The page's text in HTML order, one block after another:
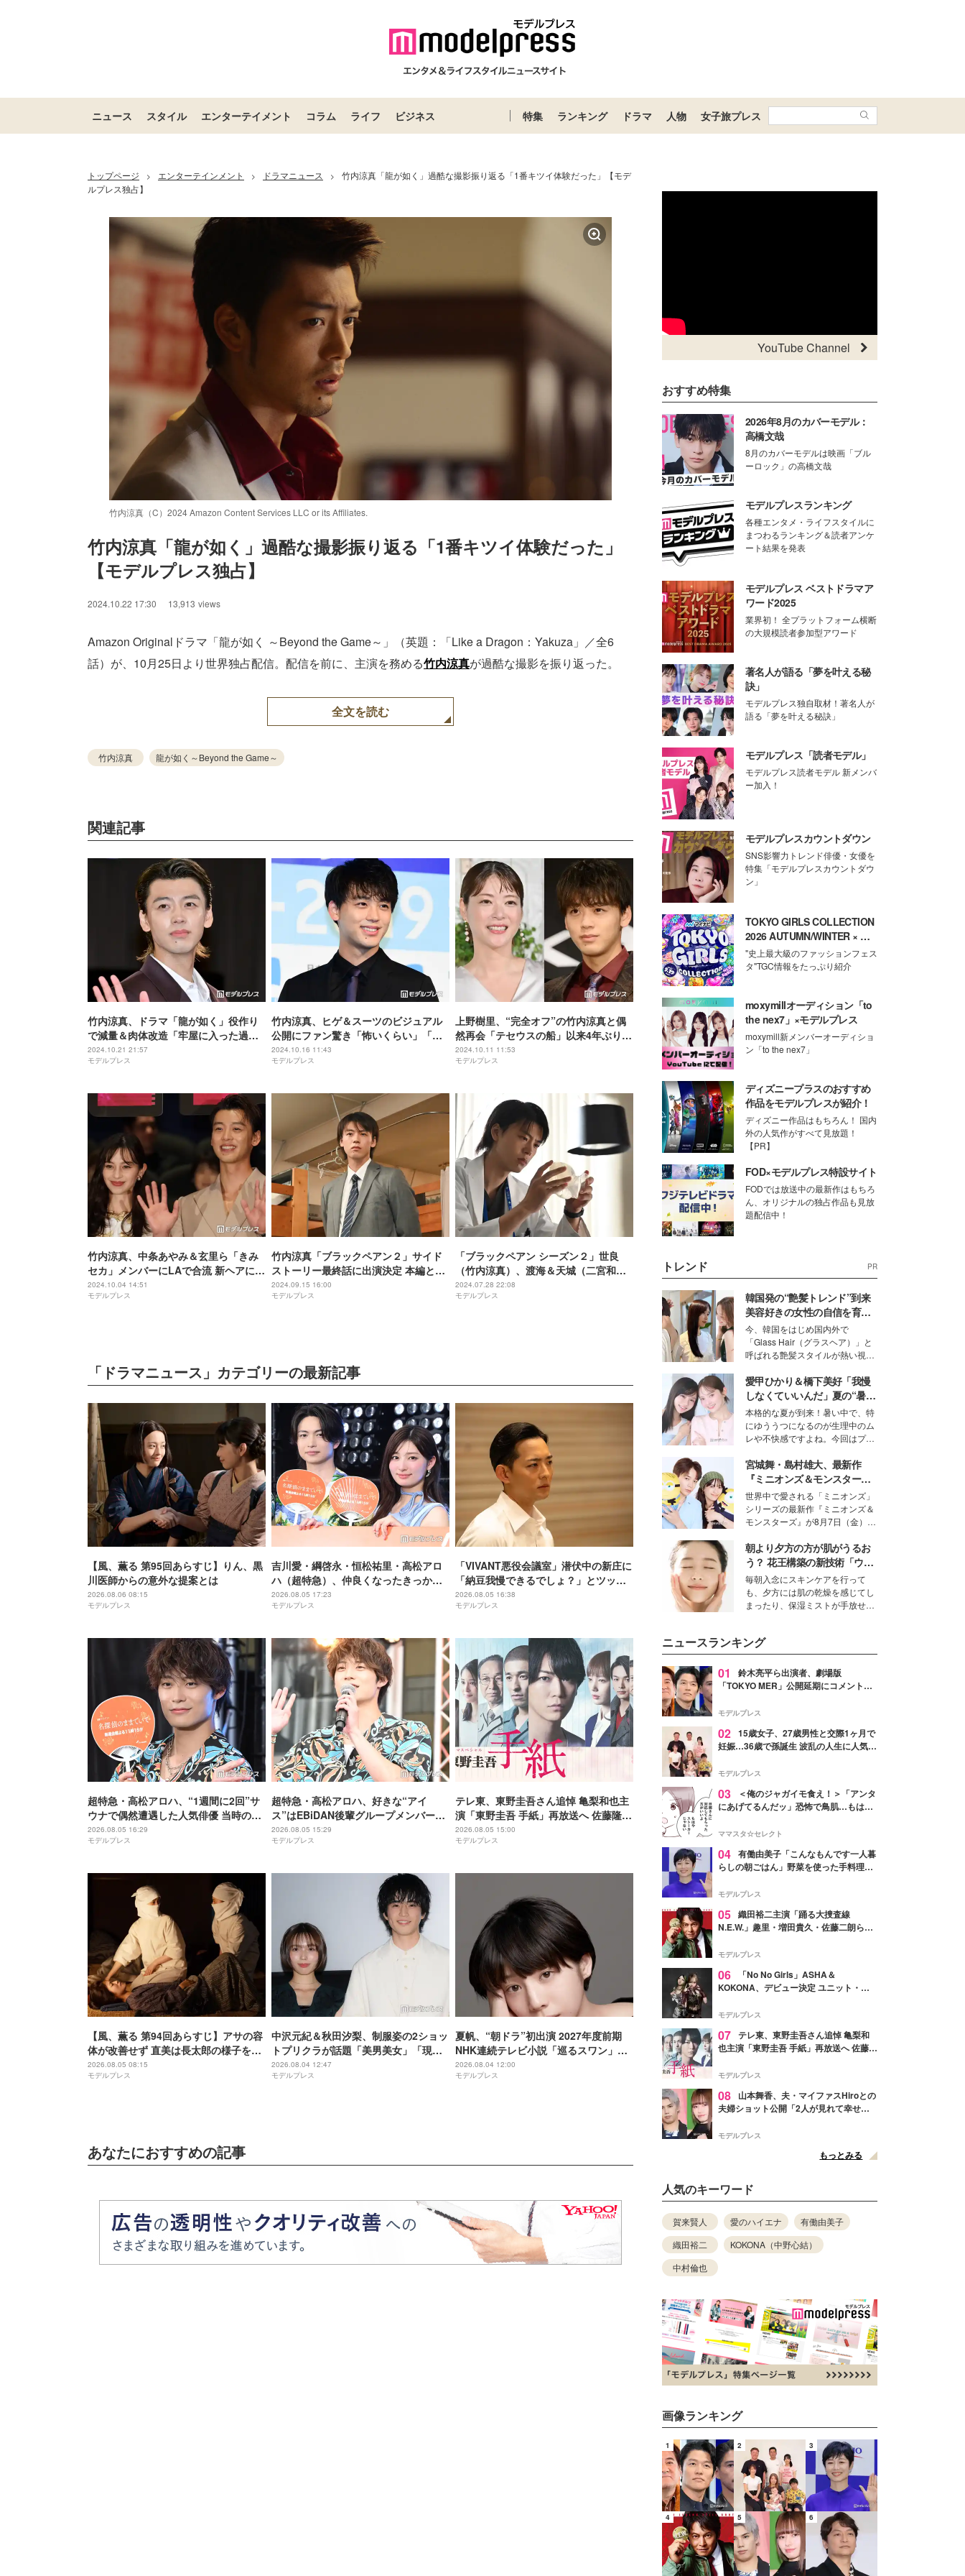
ニュース スタイル エンターテイメント コラム ライフ ビジネス 特集 ランキング ドラマ 人物 女子旅プレス
トップページ > エンターテインメント > ドラマニュース >
竹内涼真「龍が如く」過酷な撮影振り返る「1番キツイ体験だった」【モデ
ルプレス独占】
竹内涼真（C）2024 Amazon Content Services LLC or its Affiliates.
竹内涼真「龍が如く」過酷な撮影振り返る「1番キツイ体験だった」
【モデルプレス独占】
2024.10.22 17:30 13,913 views
Amazon Originalドラマ「龍が如く ～Beyond the Game～」（英題：「Like a Dragon：Yakuza」／全6
話）が、10月25日より世界独占配信。配信を前に、主演を務める竹内涼真が過酷な撮影を振り返った。
全文を読む
竹内涼真 龍が如く～Beyond the Game～
関連記事
竹内涼真、ドラマ「龍が如く」役作り
で減量＆肉体改造「牢屋に入った過酷
さを表現したくて」共演者も驚き「す
ごい大胸筋でした」【龍が如く～
2024.10.21 21:57
モデルプレス
竹内涼真、ヒゲ＆スーツのビジュアル
公開にファン驚き「怖いくらい」「雰
囲気違う」
2024.10.16 11:43
モデルプレス
上野樹里、“完全オフ”の竹内涼真と偶
然再会「テセウスの船」以来4年ぶりで
「会う度にいい男に」
2024.10.11 11:53
モデルプレス
竹内涼真、中条あやみ＆玄里ら「きみ
セカ」メンバーにLAで合流 新ヘアにも
注目集まる
2024.10.04 14:51
モデルプレス
竹内涼真「ブラックペアン２」サイド
ストーリー最終話に出演決定 本編との
リンクシーンも
2024.09.15 16:00
モデルプレス
「ブラックペアン シーズン２」世良
（竹内涼真）、渡海＆天城（二宮和
也）の“Wセリフ回収”に反響「痺れ
た」「ちゃんと受け継がれてる」
2024.07.28 22:08
モデルプレス
「ドラマニュース」カテゴリーの最新記事
【風、薫る 第95回あらすじ】りん、黒
川医師からの意外な提案とは
2026.08.06 08:15
モデルプレス
吉川愛・綱啓永・恒松祐里・高松アロ
ハ（超特急）、仲良くなったきっかけ
のアニメとは「個性があるアニメね」
【名探偵のままでいて】
2026.08.05 17:23
モデルプレス
「VIVANT悪役会議室」潜伏中の新庄に
「納豆我慢できるでしょ？」とツッコ
ミ「VIVANT考察をする視聴者目線」
「私も会議に参加したい」と話題【ネ
2026.08.05 16:38
モデルプレス
超特急・高松アロハ、“1週間に2回”サ
ウナで偶然遭遇した人気俳優 当時の状
況再現「めっちゃ可愛いなと思いまし
た」【名探偵のままでいて】
2026.08.05 16:29
モデルプレス
超特急・高松アロハ、好きな“アイ
ス”はEBiDAN後輩グループメンバー
「すごい愛らしい子なんですよ」【名
探偵のままでいて】
2026.08.05 15:29
モデルプレス
テレ東、東野圭吾さん追悼 亀梨和也主
演「東野圭吾 手紙」再放送へ 佐藤隆
太・本田翼・中村倫也ら出演
2026.08.05 15:00
モデルプレス
【風、薫る 第94回あらすじ】アサの容
体が改善せず 直美は長太郎の様子を気
にする
2026.08.05 08:15
モデルプレス
中沢元紀＆秋田汐梨、制服姿の2ショッ
トプリクラが話題「美男美女」「現在
とのギャップが凄い」【幸せになりた
いマサムネ君】
2026.08.04 12:47
モデルプレス
夏帆、“朝ドラ”初出演 2027年度前期
NHK連続テレビ小説「巡るスワン」第4
弾出演者発表
2026.08.04 12:00
モデルプレス
あなたにおすすめの記事
YouTube Channel
おすすめ特集
2026年8月のカバーモデル：
高橋文哉
8月のカバーモデルは映画「ブル
ーロック」の高橋文哉
モデルプレスランキング
各種エンタメ・ライフスタイルに
まつわるランキング＆読者アンケ
ート結果を発表
モデルプレス ベストドラマア
ワード2025
業界初！ 全プラットフォーム横断
の大規模読者参加型アワード
著名人が語る「夢を叶える秘
訣」
モデルプレス独自取材！著名人が
語る「夢を叶える秘訣」
モデルプレス「読者モデル」
モデルプレス読者モデル 新メンバ
ー加入！
モデルプレスカウントダウン
SNS影響力トレンド俳優・女優を
特集「モデルプレスカウントダウ
ン」
TOKYO GIRLS COLLECTION
2026 AUTUMN/WINTER × モ
デルプレス
"史上最大級のファッションフェス
タ"TGC情報をたっぷり紹介
moxymillオーディション「to
the nex7」×モデルプレス
moxymill新メンバーオーディショ
ン「to the nex7」
ディズニープラスのおすすめ
作品をモデルプレスが紹介！
ディズニー作品はもちろん！ 国内
外の人気作がすべて見放題！
【PR】
FOD×モデルプレス特設サイト
FODでは放送中の最新作はもちろ
ん、オリジナルの独占作品も見放
題配信中！
トレンド PR
韓国発の“艶髪トレンド”到来
美容好きの女性の自信を育む
「ヘアケア事情」って？
今、韓国をはじめ国内外で
「Glass Hair（グラスヘア）」と
呼ばれる艶髪スタイルが熱い視線
ションの完成度を高めるベースと
して、“髪そのものの美しさ”に改
めて注目する人が増えている様
子。今回は、そんな憧れの艶やか
な髪を日常で叶える、美容好きの
女性たちのヘアケア事情を紹介し
ます。
愛甲ひかり＆橋下美好「我慢
しなくていいんだ」夏の“暑さ
対策”の新しい選択肢とは？
本格的な夏が到来！暑い中で、特
にゆううつになるのが生理中のム
レや不快感ですよね。今回はプラ
モデル・愛甲ひかりさんと橋下美
好さんを迎えて本音で女子会トー
ク。猛暑のお出かけを快適に過ご
すヒントや、2人が感動した夏の
生理の新常識にも迫りました。
宮城舞・島村雄大、最新作
『ミニオンズ＆モンスター
ズ』の魅力熱弁 ハチャメチャ
だけじゃない“友情と絆”に感
動
世界中で愛される「ミニオンズ」
シリーズの最新作『ミニオンズ＆
モンスターズ』が8月7日（金）に
ニオン好き”という共通点を持つモ
デルの宮城舞と島村雄大の特別対
談をお届け！それぞれの視点か
ら、今作ならではの魅力や予想外
の感動をもたらす奥深いストーリ
ーについて熱く語り合ってもらっ
朝より夕方の方が肌がうるお
う？ 花王構築の新技術「ウォ
ーターキャプチャリングスキ
ン（捕水肌）」がスキンケア
の常識を変える予感
毎朝入念にスキンケアを行って
も、夕方には肌の乾燥を感じてし
まったり、保湿ミストが手放せな
性を秘めた、革新的な「Water
Capturing Skin（ウォーターキャ
プチャリングスキン：捕水肌）」
技術を、花王が構築した。
ニュースランキング
01
鈴木亮平ら出演者、劇場版
「TOKYO MER」公開延期にコメント
最大の敬意とエールを」
モデルプレス
02 15歳女子、27歳男性と交際1ヶ月で
妊娠…36歳で孫誕生 波乱の人生に人気タ
よ！」
モデルプレス
03
＜俺のジャガイモ食え！＞「アンタ
にあげてるんだッ」恐怖で鳥肌…もはや
ママスタ☆セレクト
04 有働由美子「こんなもんです一人暮
らしの朝ごはん」野菜を使った手料理公
そう」と反響
モデルプレス
05 織田裕二主演「踊る大捜査線
N.E.W.」趣里・増田貴久・佐藤二朗ら新
徴する“謎のキーワード”も
モデルプレス
06
「No No Girls」ASHA＆
KOKONA、デビュー決定 ユニット・
リリースへ
モデルプレス
07 テレ東、東野圭吾さん追悼 亀梨和
也主演「東野圭吾 手紙」再放送へ 佐藤隆
モデルプレス
08
山本舞香、夫・マイファスHiroとの
夫婦ショット公開「2人が見れて幸せ」
モデルプレス
もっとみる
人気のキーワード
賀来賢人 愛のハイエナ
有働由美子
織田裕二
KOKONA（中野心結）
中村倫也
画像ランキング
1 2 3
4 5 6